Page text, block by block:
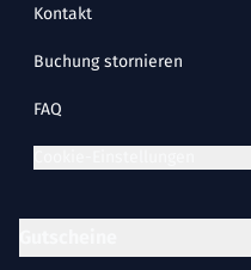
Kontakt
Buchung stornieren
FAQ